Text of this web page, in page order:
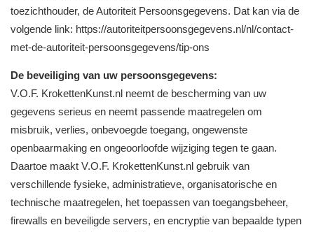
toezichthouder, de Autoriteit Persoonsgegevens. Dat kan via de
volgende link: https://autoriteitpersoonsgegevens.nl/nl/contact-
met-de-autoriteit-persoonsgegevens/tip-ons
De beveiliging van uw persoonsgegevens:
V.O.F. KrokettenKunst.nl neemt de bescherming van uw
gegevens serieus en neemt passende maatregelen om
misbruik, verlies, onbevoegde toegang, ongewenste
openbaarmaking en ongeoorloofde wijziging tegen te gaan.
Daartoe maakt V.O.F. KrokettenKunst.nl gebruik van
verschillende fysieke, administratieve, organisatorische en
technische maatregelen, het toepassen van toegangsbeheer,
firewalls en beveiligde servers, en encryptie van bepaalde typen